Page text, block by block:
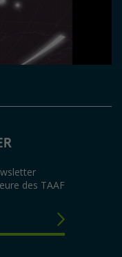
des TAAF